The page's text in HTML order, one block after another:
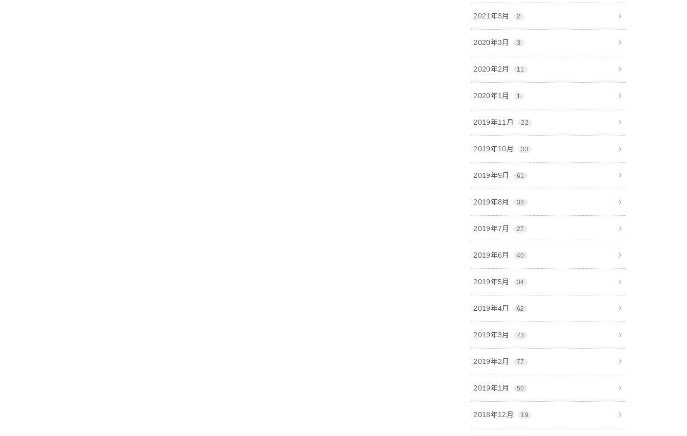
2021年3月 2
2020年3月 3
2020年2月 11
2020年1月 1
2019年11月 22
2019年10月 33
2019年9月 61
2019年8月 38
2019年7月 27
2019年6月 40
2019年5月 34
2019年4月 62
2019年3月 73
2019年2月 77
2019年1月 50
2018年12月 19